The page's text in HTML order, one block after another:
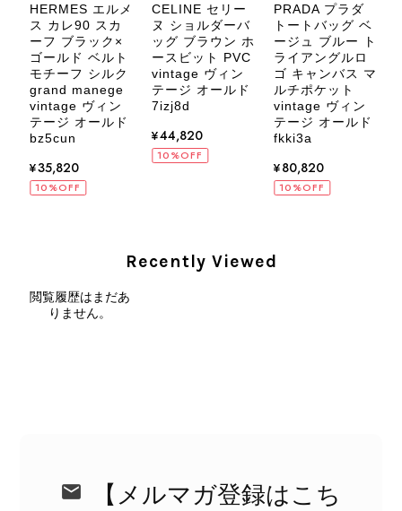
CELINE セリーヌ ブレスレット シルバー トリオンフ ホースビット SILVER925 vintage ヴィンテージ オールド 7f8hjn
2026/08/05
外装内装ともにAランクの商品を購入しました。 しかし、実際に
ットにカビがびっしりと生えていました。 とてもAランクとは思
えない状態で、見た瞬間に気持ち悪さを感じ、とても使用できる
ではなかったため、ショックも大きかったです。 私は今後こちら
で購入することはないですが、同じような思いをする購入者が出
HERMES エルメ
ス カレ90 スカ
ーフ ブラック×
ゴールド ベルト
モチーフ シルク
grand manege
vintage ヴィン
テージ オールド
bz5cun
¥35,820
10%OFF
CELINE セリー
ヌ ショルダーバ
ッグ ブラウン ホ
ースビット PVC
vintage ヴィン
テージ オールド
7izj8d
¥44,820
10%OFF
PRADA プラダ
トートバッグ ベ
ージュ ブルー ト
ライアングルロ
ゴ キャンバス マ
ルチポケット
vintage ヴィン
テージ オールド
fkki3a
¥80,820
10%OFF
Recently Viewed
閲覧履歴はまだあ
りません。
【メルマガ登録はこち